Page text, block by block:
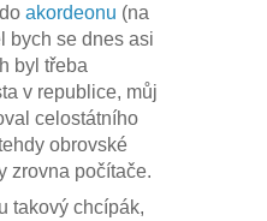
doakordeonu (na
bych se dnes asi
byl třeba
v republice, můj
celostátního
obrovské
zrovna počítače.
takový chcípák,